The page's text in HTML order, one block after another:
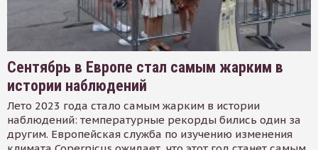
Сентябрь в Европе стал самым жарким в
истории наблюдений
Лето 2023 года стало самым жарким в истории
наблюдений: температурные рекорды бились один за
другим. Европейская служба по изучению изменения